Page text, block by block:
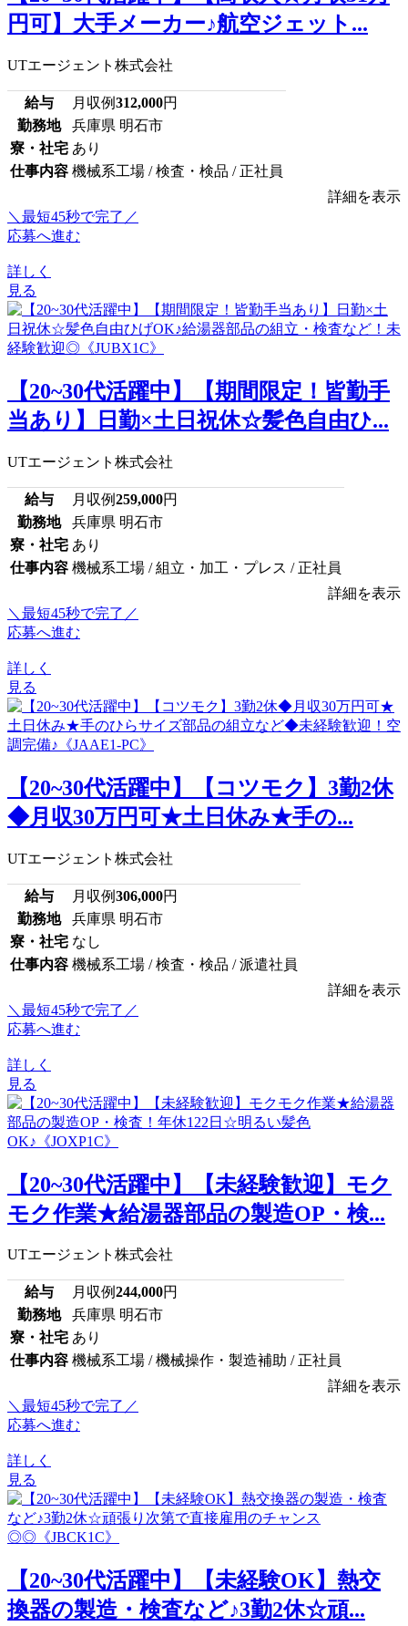
円可】大手メーカー♪航空ジェット...
UTエージェント株式会社
給与 月収例312,000円
勤務地
兵庫県 明石市
寮・社宅 あり
仕事内容 機械系工場 / 検査・検品 / 正社員
詳細を表示
＼最短45秒で完了／
応募へ進む
詳しく
見る
【20~30代活躍中】【期間限定！皆勤手
当あり】日勤×土日祝休☆髪色自由ひ...
UTエージェント株式会社
給与 月収例259,000円
勤務地
兵庫県 明石市
寮・社宅 あり
仕事内容 機械系工場 / 組立・加工・プレス / 正社員
詳細を表示
＼最短45秒で完了／
応募へ進む
詳しく
見る
【20~30代活躍中】【コツモク】3勤2休
◆月収30万円可★土日休み★手の...
UTエージェント株式会社
給与 月収例306,000円
勤務地
兵庫県 明石市
寮・社宅 なし
仕事内容 機械系工場 / 検査・検品 / 派遣社員
詳細を表示
＼最短45秒で完了／
応募へ進む
詳しく
見る
【20~30代活躍中】【未経験歓迎】モク
モク作業★給湯器部品の製造OP・検...
UTエージェント株式会社
給与 月収例244,000円
勤務地
兵庫県 明石市
寮・社宅 あり
仕事内容 機械系工場 / 機械操作・製造補助 / 正社員
詳細を表示
＼最短45秒で完了／
応募へ進む
詳しく
見る
【20~30代活躍中】【未経験OK】熱交
換器の製造・検査など♪3勤2休☆頑...